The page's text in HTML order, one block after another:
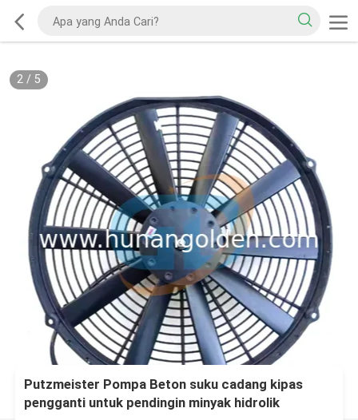
2/ 5
Putzmeister Pompa Beton suku cadang kipas
pengganti untuk pendingin minyak hidrolik